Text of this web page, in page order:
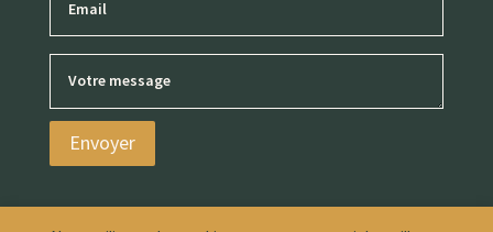
En soumettant ce formulaire, j’accepte que les
informations saisies soient exploitées par la Via Natura
dans le cadre de ma demande.
Envoyer